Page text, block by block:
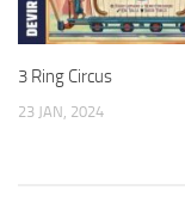
3 Ring Circus
23 JAN, 2024